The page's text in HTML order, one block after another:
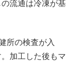
流通は冷凍が基
所の検査が入
加工した後もマ